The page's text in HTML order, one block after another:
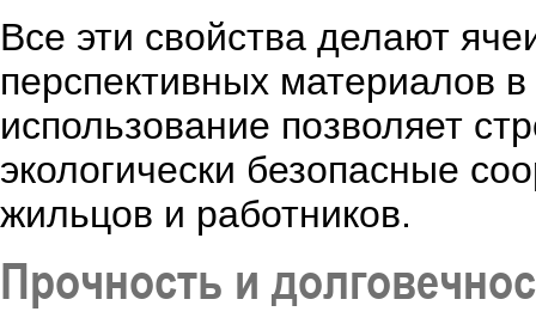
Все эти свойства делают
перспективных материалов
использование позволяет
экологически безопасные
жильцов и работников.
Прочность и